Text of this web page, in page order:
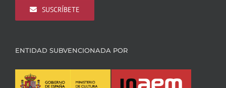
SUSCRÍBETE
ENTIDAD SUBVENCIONADA POR